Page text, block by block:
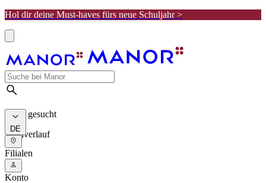
Hol dir deine Must-haves fürs neue Schuljahr >
Meist gesucht
Suchverlauf
DE
Filialen
Konto